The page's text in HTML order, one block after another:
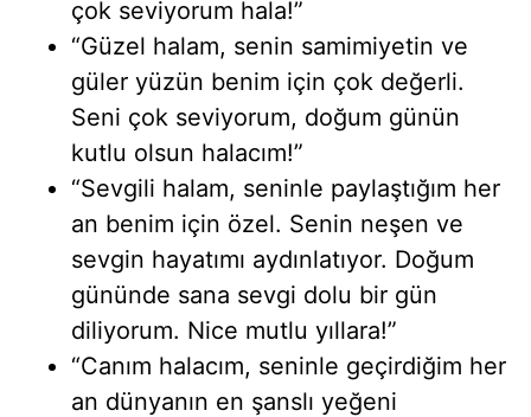
çok seviyorum hala!”
“Güzel halam, senin samimiyetin ve
güler yüzün benim için çok değerli.
Seni çok seviyorum, doğum günün
kutlu olsun halacım!”
“Sevgili halam, seninle paylaştığım her
an benim için özel. Senin neşen ve
sevgin hayatımı aydınlatıyor. Doğum
gününde sana sevgi dolu bir gün
diliyorum. Nice mutlu yıllara!”
“Canım halacım, seninle geçirdiğim her
an dünyanın en şanslı yeğeni